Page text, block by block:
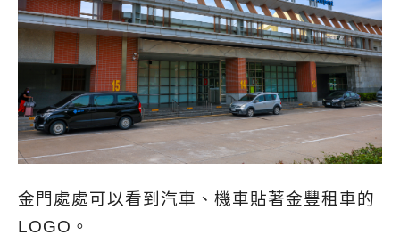
金門處處可以看到汽車、機車貼著金豐租車的
LOGO。